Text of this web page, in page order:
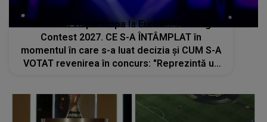
România va participa la Eurovision Song
Contest 2027. CE S-A ÎNTÂMPLAT în
momentul în care s-a luat decizia și CUM S-A
VOTAT revenirea în concurs: "Reprezintă un